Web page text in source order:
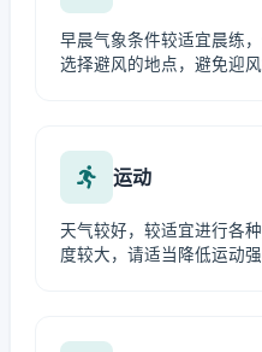
早晨气象条件较适宜晨练
选择避风的地点，避免迎风
运动
天气较好，较适宜进行各
度较大，请适当降低运动